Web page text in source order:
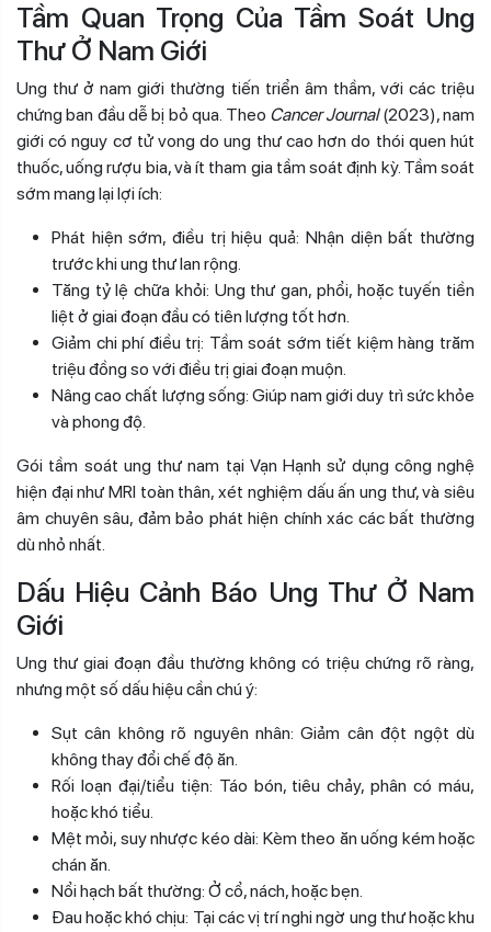
Tầm Quan Trọng Của Tầm Soát Ung
Thư Ở Nam Giới
Ung thư ở nam giới thường tiến triển âm thầm, với các triệu
chứng ban đầu dễ bị bỏ qua. Theo Cancer Journal(2023), nam
giới có nguy cơ tử vong do ung thư cao hơn do thói quen hút
thuốc, uống rượu bia, và ít tham gia tầm soát định kỳ. Tầm soát
sớm mang lại lợi ích:
Phát hiện sớm, điều trị hiệu quả: Nhận diện bất thường
trước khi ung thư lan rộng.
Tăng tỷ lệ chữa khỏi: Ung thư gan, phổi, hoặc tuyến tiền
liệt ở giai đoạn đầu có tiên lượng tốt hơn.
Giảm chi phí điều trị: Tầm soát sớm tiết kiệm hàng trăm
triệu đồng so với điều trị giai đoạn muộn.
Nâng cao chất lượng sống: Giúp nam giới duy trì sức khỏe
và phong độ.
Gói tầm soát ung thư nam tại Vạn Hạnh sử dụng công nghệ
hiện đại như MRI toàn thân, xét nghiệm dấu ấn ung thư, và siêu
âm chuyên sâu, đảm bảo phát hiện chính xác các bất thường
dù nhỏ nhất.
Dấu Hiệu Cảnh Báo Ung Thư Ở Nam
Giới
Ung thư giai đoạn đầu thường không có triệu chứng rõ ràng,
nhưng một số dấu hiệu cần chú ý:
Sụt cân không rõ nguyên nhân: Giảm cân đột ngột dù
không thay đổi chế độ ăn.
Rối loạn đại/tiểu tiện: Táo bón, tiêu chảy, phân có máu,
hoặc khó tiểu.
Mệt mỏi, suy nhược kéo dài: Kèm theo ăn uống kém hoặc
chán ăn.
Nổi hạch bất thường: Ở cổ, nách, hoặc bẹn.
Đau hoặc khó chịu: Tại các vị trí nghi ngờ ung thư hoặc khu